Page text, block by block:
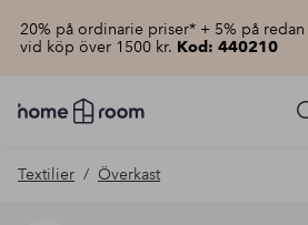
20% på ordinarie priser* + 5% på
vid köp över 1500 kr. Kod: 440210
Homeroom
–
hemmet
Textilier Överkast